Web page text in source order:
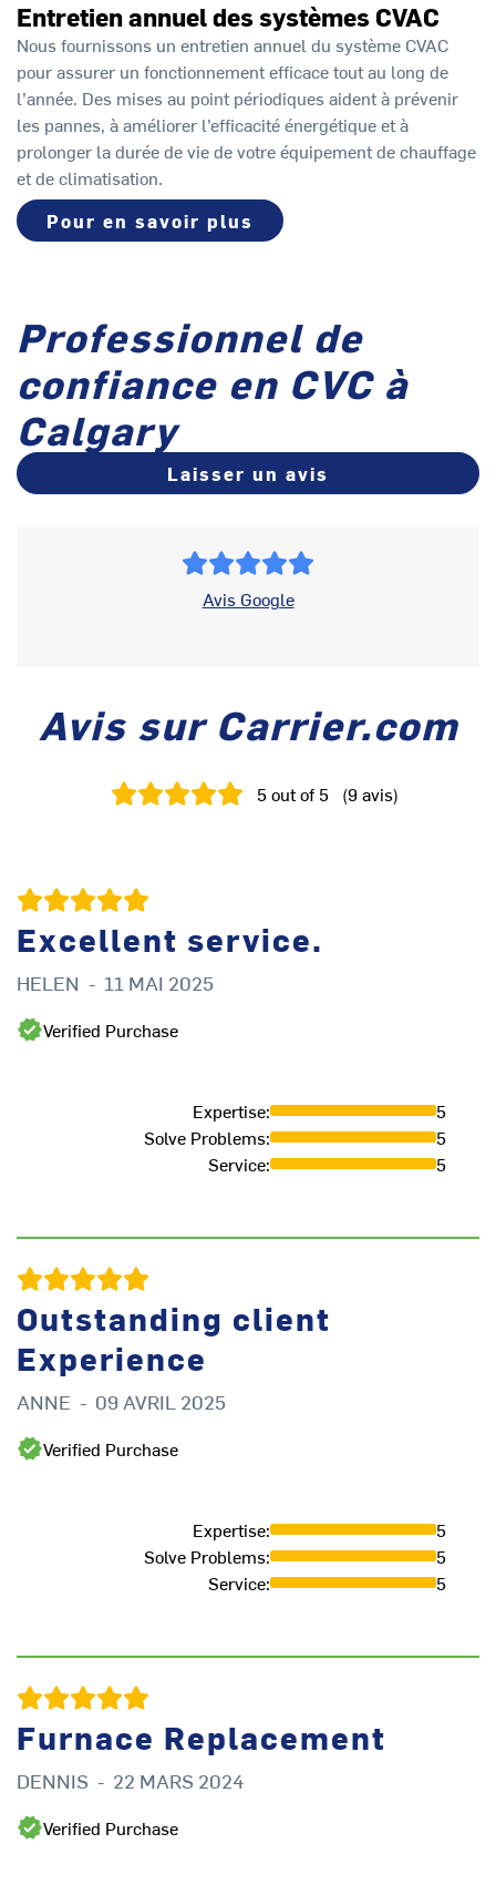
Entretien annuel des systèmes CVAC
Nous fournissons un entretien annuel du système CVAC
pour assurer un fonctionnement efficace tout au long de
l’année. Des mises au point périodiques aident à prévenir
les pannes, à améliorer l’efficacité énergétique et à
prolonger la durée de vie de votre équipement de chauffage
et de climatisation.
Pour en savoir plus
Professionnel de
confiance en CVC à
Calgary
Laisser un avis
Avis Google
Avis sur Carrier.com
5out of 5 (9avis)
Excellent service.
HELEN - 11 MAI 2025
Verified Purchase
Expertise:
5
Solve Problems:
5
Service: 5
Outstanding client
Experience
ANNE - 09 AVRIL 2025
Verified Purchase
Expertise:
5
Solve Problems:
5
Service: 5
Furnace Replacement
DENNIS - 22 MARS 2024
Verified Purchase